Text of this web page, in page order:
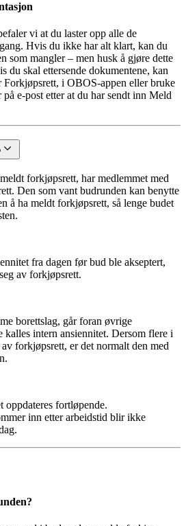
vi at du laster opp alle de
Hvis du ikke har alt klart, kan du
som mangler – men husk å gjøre dette
du skal ettersende dokumentene, kan
i OBOS-appen eller bruke
e-post etter at du har sendt inn Meld
forkjøpsrett, har medlemmet med
Den som vant budrunden kan benytte
å ha meldt forkjøpsrett, så lenge budet
fra dagen før bud ble akseptert,
av forkjøpsrett.
borettslag, går foran øvrige
intern ansiennitet. Dersom flere i
forkjøpsrett, er det normalt den med
oppdateres fortløpende.
inn etter arbeidstid blir ikke